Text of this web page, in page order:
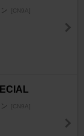
[CN9A]
[CN9A]